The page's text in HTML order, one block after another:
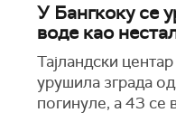
У Бангкоку се
воде као
Тајландски
урушила зграда
погинуле, а 43 се